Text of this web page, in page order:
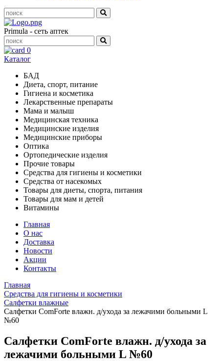
Primula - сеть аптек
0
Каталог
БАД
Диета, спорт, питание
Гигиена и косметика
Лекарственные препараты
Мама и малыш
Медицинская техника
Медицинские изделия
Медицинские приборы
Оптика
Ортопедические изделия
Прочие товары
Средства для гигиены и косметики
Средства от насекомых
Товары для диеты, спорта, питания
Товары для мам и детей
Витамины
Главная
О нас
Доставка
Новости
Акции
Контакты
Главная
Средства для гигиены и косметики
Салфетки влажные
Салфетки ComForte влажн. д/ухода за лежачими больными L
№60
Салфетки ComForte влажн. д/ухода за
лежачими больными L №60